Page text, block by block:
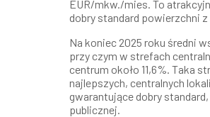
EUR/mkw./mies. To
dobry standard powierzchni
Na koniec 2025 roku średni
przy czym w strefach
centrum około 11,6%. Taka
najlepszych, centralnych
gwarantujące dobry
publicznej.